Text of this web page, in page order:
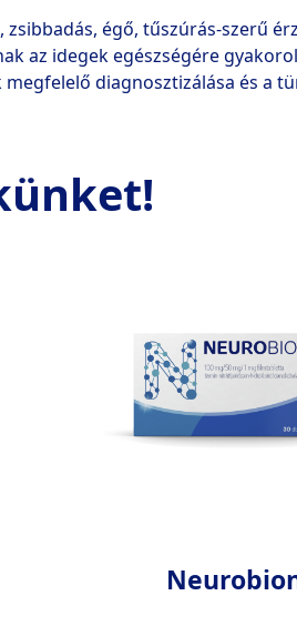
égő, tűszúrás-szerű
az idegek egészségére
diagnosztizálása és a